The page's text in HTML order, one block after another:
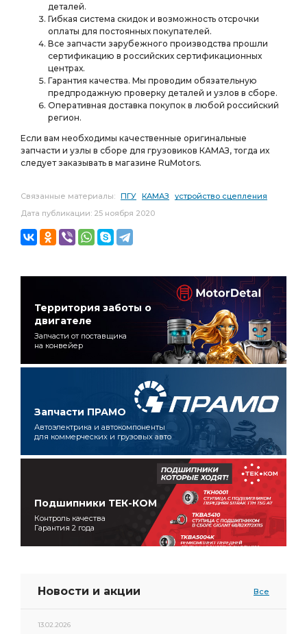
деталей.
Гибкая система скидок и возможность отсрочки
оплаты для постоянных покупателей.
Все запчасти зарубежного производства прошли
сертификацию в российских сертификационных
центрах.
Гарантия качества. Мы проводим обязательную
предпродажную проверку деталей и узлов в сборе.
Оперативная доставка покупок в любой российский
регион.
Если вам необходимы качественные оригинальные
запчасти и узлы в сборе для грузовиков КАМАЗ, тогда их
следует заказывать в магазине RuMotors.
Связанные материалы: ПГУ КАМАЗ
устройство сцепления
Дата публикации: 25 ноября 2020
Территория заботы о
двигателе
Запчасти от поставщика
на конвейер
Запчасти ПРАМО
Автоэлектрика и автокомпоненты
для коммерческих и грузовых авто
Подшипники ТЕК-КОМ
Контроль качества
Гарантия 2 года
Новости и акции Все
13.02.2026